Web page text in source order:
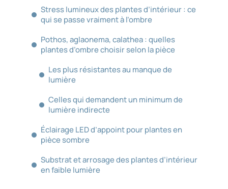
Stress lumineux des plantes d’intérieur : ce
qui se passe vraiment à l’ombre
Pothos, aglaonema, calathea : quelles
plantes d’ombre choisir selon la pièce
Les plus résistantes au manque de
lumière
Celles qui demandent un minimum de
lumière indirecte
Éclairage LED d’appoint pour plantes en
pièce sombre
Substrat et arrosage des plantes d’intérieur
en faible lumière